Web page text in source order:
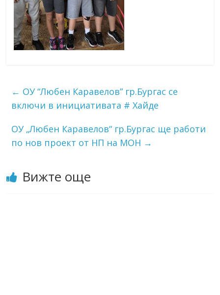
← ОУ “Любен Каравелов” гр.Бургас се
включи в инициативата # Хайде
ОУ „Любен Каравелов“ гр.Бургас ще работи
по нов проект от НП на МОН →
Вижте още